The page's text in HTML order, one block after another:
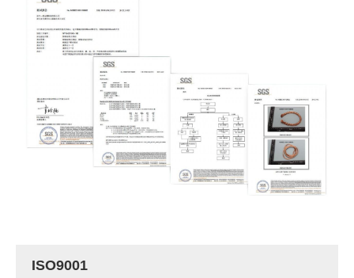
ISO9001